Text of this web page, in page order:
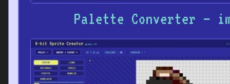
Palette Converter –